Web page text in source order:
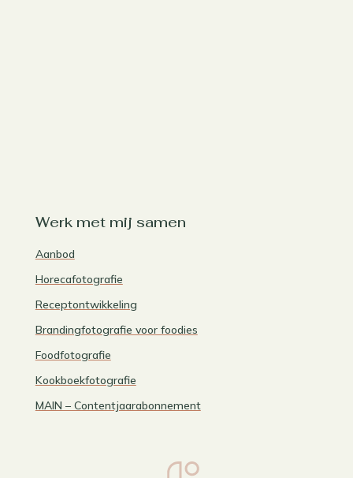
Werk met mij samen
Aanbod
Horecafotografie
Receptontwikkeling
Brandingfotografie voor foodies
Foodfotografie
Kookboekfotografie
MAIN – Contentjaarabonnement